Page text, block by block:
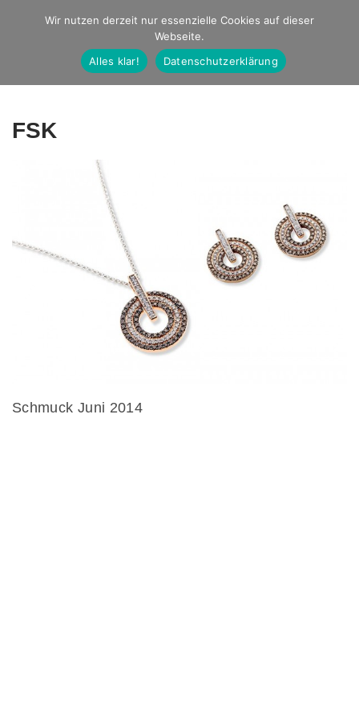
Studio Ernst
Fotografie
FSK
Schmuck Juni 2014
Wir nutzen derzeit nur essenzielle Cookies auf dieser
Webseite.
Alles klar!
Datenschutzerklärung